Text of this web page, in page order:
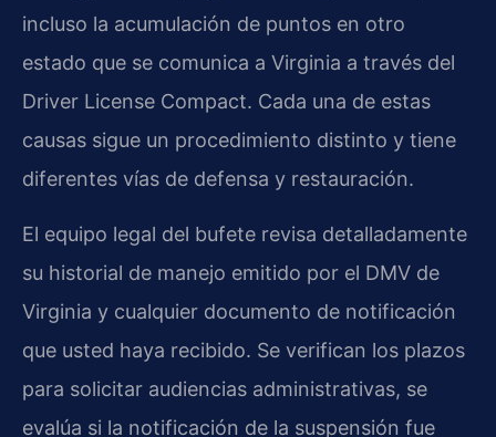
incluso la acumulación de puntos en otro
estado que se comunica a Virginia a través del
Driver License Compact. Cada una de estas
causas sigue un procedimiento distinto y tiene
diferentes vías de defensa y restauración.
El equipo legal del bufete revisa detalladamente
su historial de manejo emitido por el DMV de
Virginia y cualquier documento de notificación
que usted haya recibido. Se verifican los plazos
para solicitar audiencias administrativas, se
evalúa si la notificación de la suspensión fue